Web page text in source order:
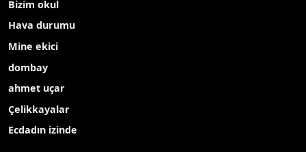
Bizim okul
Hava durumu
Mine ekici
dombay
ahmet uçar
Çelikkayalar
Ecdadın izinde